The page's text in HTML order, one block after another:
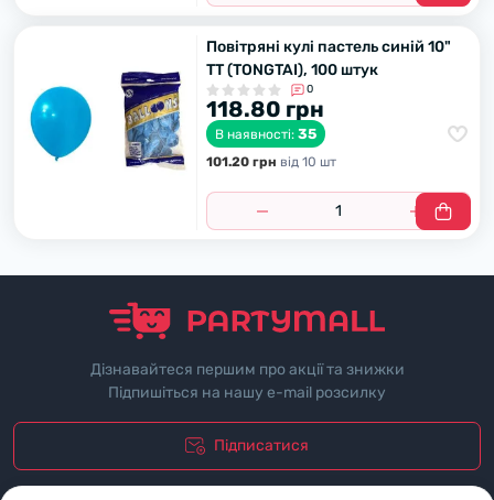
Повітряні кулі пастель синій 10"
TT (TONGTAI), 100 штук
0
118.80 грн
В наявності: 35
101.20 грн вiд 10 шт
Дізнавайтеся першим про акції та знижки
Підпишіться на нашу e-mail розсилку
Підписатися
"Полiтика безпеки"